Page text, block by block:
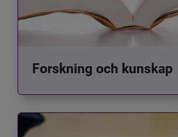
Forskning och kunskap